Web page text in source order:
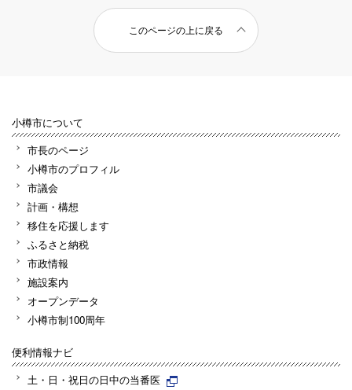
このページの上に戻る
小樽市について
市長のページ
小樽市のプロフィル
市議会
計画・構想
移住を応援します
ふるさと納税
市政情報
施設案内
オープンデータ
小樽市制100周年
便利情報ナビ
土・日・祝日の日中の当番医